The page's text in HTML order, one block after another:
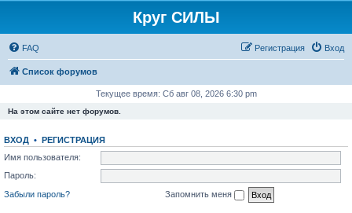
Круг СИЛЫ
FAQ Вход
Регистрация
Список форумов
Текущее время: Сб авг 08, 2026 6:30 pm
На этом сайте нет форумов.
ВХОД • РЕГИСТРАЦИЯ
Имя пользователя:
Пароль:
Забыли пароль?
Запомнить меня